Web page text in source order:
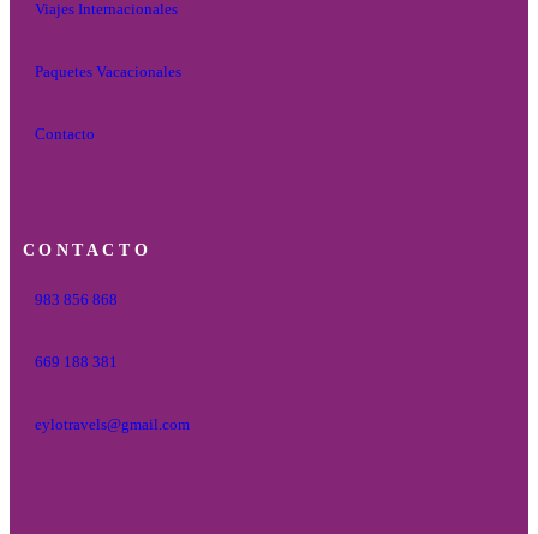
Viajes Internacionales
Paquetes Vacacionales
Contacto
CONTACTO
983 856 868
669 188 381
eylotravels@gmail.com